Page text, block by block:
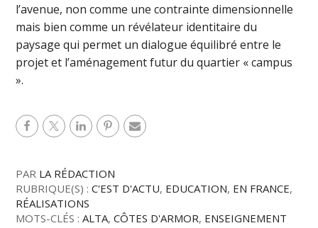
l’avenue, non comme une contrainte dimensionnelle
mais bien comme un révélateur identitaire du
paysage qui permet un dialogue équilibré entre le
projet et l’aménagement futur du quartier « campus
».
PAR LA RÉDACTION
RUBRIQUE(S) :C'EST D'ACTU, EDUCATION, EN FRANCE,
RÉALISATIONS
MOTS-CLÉS :ALTA,CÔTES D'ARMOR, ENSEIGNEMENT